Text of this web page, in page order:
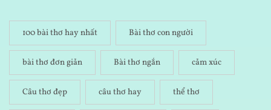
100 bài thơ hay nhất Bài thơ con người
bài thơ đơn giản Bài thơ ngắn cảm xúc
Câu thơ đẹp câu thơ hay thể thơ